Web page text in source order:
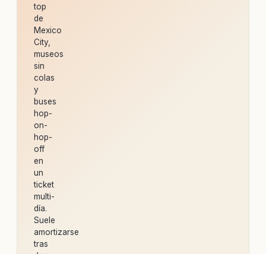
top
de
Mexico
City,
museos
sin
colas
y
buses
hop-
on-
hop-
off
en
un
ticket
multi-
día.
Suele
amortizarse
tras